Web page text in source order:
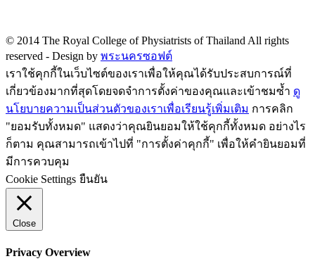
© 2014 The Royal College of Physiatrists of Thailand All rights
reserved - Design by พระนครซอฟต์
เราใช้คุกกี้ในเว็บไซต์ของเราเพื่อให้คุณได้รับประสบการณ์ที่
เกี่ยวข้องมากที่สุดโดยจดจำการตั้งค่าของคุณและเข้าชมซ้ำ ดู
นโยบายความเป็นส่วนตัวของเราเพื่อเรียนรู้เพิ่มเติม การคลิก
"ยอมรับทั้งหมด" แสดงว่าคุณยินยอมให้ใช้คุกกี้ทั้งหมด อย่างไร
ก็ตาม คุณสามารถเข้าไปที่ "การตั้งค่าคุกกี้" เพื่อให้คำยินยอมที่
มีการควบคุม
Cookie Settings ยืนยัน
Close
Privacy Overview